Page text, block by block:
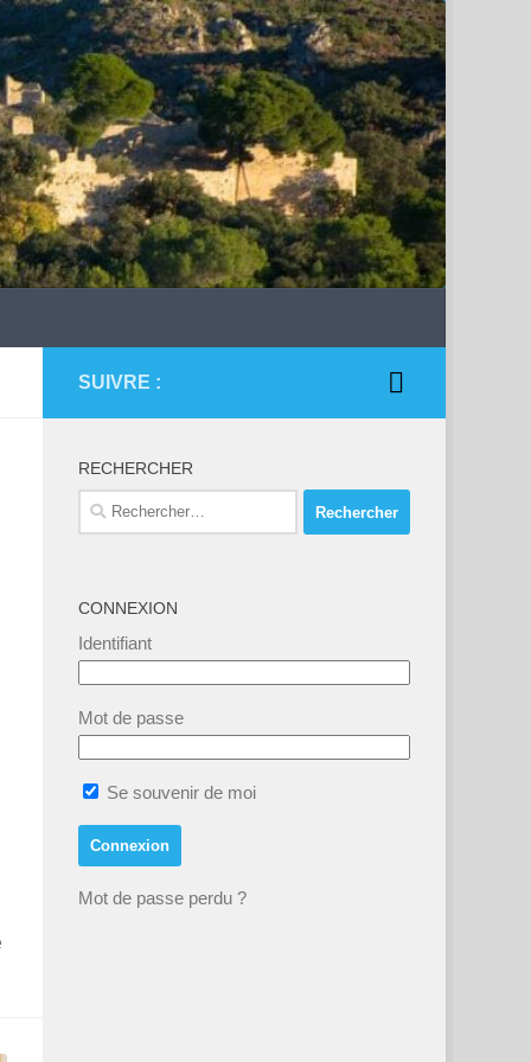
SUIVRE :
RECHERCHER
Rechercher :
CONNEXION
Identifiant
Mot de passe
Se souvenir de moi
Mot de passe perdu ?